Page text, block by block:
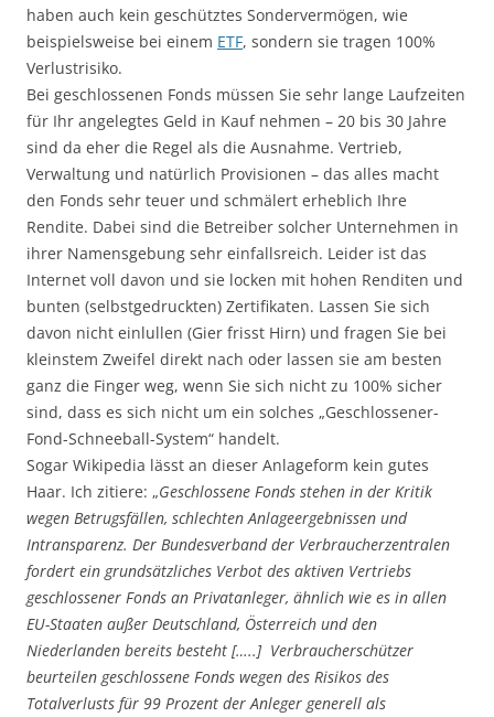
haben auch kein geschütztes Sondervermögen, wie
beispielsweise bei einem ETF, sondern sie tragen 100%
Verlustrisiko.
Bei geschlossenen Fonds müssen Sie sehr lange Laufzeiten
für Ihr angelegtes Geld in Kauf nehmen – 20 bis 30 Jahre
sind da eher die Regel als die Ausnahme. Vertrieb,
Verwaltung und natürlich Provisionen – das alles macht
den Fonds sehr teuer und schmälert erheblich Ihre
Rendite. Dabei sind die Betreiber solcher Unternehmen in
ihrer Namensgebung sehr einfallsreich. Leider ist das
Internet voll davon und sie locken mit hohen Renditen und
bunten (selbstgedruckten) Zertifikaten. Lassen Sie sich
davon nicht einlullen (Gier frisst Hirn) und fragen Sie bei
kleinstem Zweifel direkt nach oder lassen sie am besten
ganz die Finger weg, wenn Sie sich nicht zu 100% sicher
sind, dass es sich nicht um ein solches „Geschlossener-
Fond-Schneeball-System“ handelt.
Sogar Wikipedia lässt an dieser Anlageform kein gutes
Haar. Ich zitiere: „Geschlossene Fonds stehen in der Kritik
wegen Betrugsfällen, schlechten Anlageergebnissen und
Intransparenz. Der Bundesverband der Verbraucherzentralen
fordert ein grundsätzliches Verbot des aktiven Vertriebs
geschlossener Fonds an Privatanleger, ähnlich wie es in allen
EU-Staaten außer Deutschland, Österreich und den
Niederlanden bereits besteht […..] Verbraucherschützer
beurteilen geschlossene Fonds wegen des Risikos des
Totalverlusts für 99 Prozent der Anleger generell als